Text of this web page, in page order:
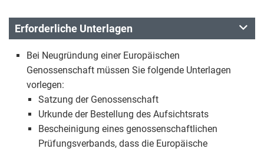
Erforderliche Unterlagen
Bei Neugründung einer Europäischen
Genossenschaft müssen Sie folgende Unterlagen
vorlegen:
Satzung der Genossenschaft
Urkunde der Bestellung des Aufsichtsrats
Bescheinigung eines genossenschaftlichen
Prüfungsverbands, dass die Europäische